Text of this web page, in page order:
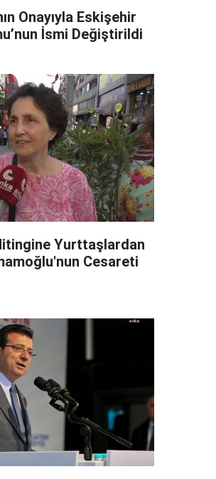
Onayıyla Eskişehir
İsmi Değiştirildi
Yurttaşlardan
Cesareti